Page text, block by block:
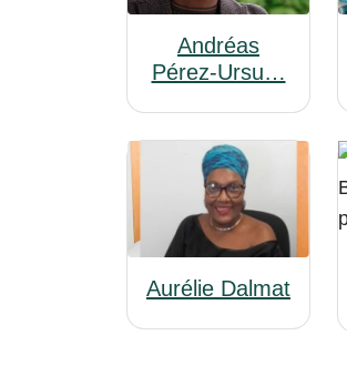
Andréas
Pérez-Ursu…
Aurélie Dalmat